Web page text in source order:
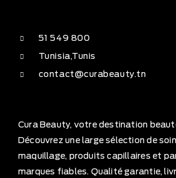
51 549 800
Tunisia,Tunis
contact@curabeauty.tn
Cura Beauty, votre destination
Découvrez une large sélection de
maquillage, produits capillaires et
marques fiables. Qualité garantie,